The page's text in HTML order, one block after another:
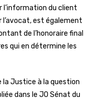
l’information du client
est également
de l’honoraire final
qui en détermine les
la Justice à la question
dans le JO Sénat du